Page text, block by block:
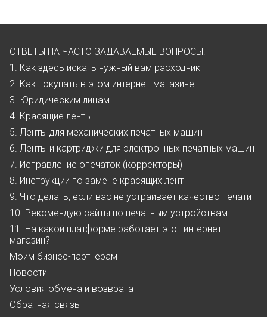
ОТВЕТЫ НА ЧАСТО ЗАДАВАЕМЫЕ ВОПРОСЫ:
1. Как здесь искать нужный вам расходник
2. Как покупать в этом интернет-магазине
3. Юридическим лицам
4. Красящие ленты
5. Ленты для механических печатных машин
6. Ленты и картриджи для электронных печатных машин
7. Исправление опечаток (корректоры)
8. Инструкции по замене красящих лент
9. Что делать, если вас не устраивает качество печати
10. Рекомендую сайты по печатным устройствам
11. На какой платформе работает этот интернет-
магазин?
Моим бизнес-партнёрам
Новости
Условия обмена и возврата
Обратная связь